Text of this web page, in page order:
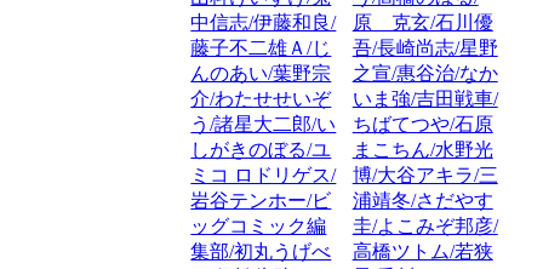
中信志/伊藤和良/
藤子不二雄Ａ/じ
んのあい/葉野宗
介/わたせせいぞ
う/諸星大二郎/い
しがきのぼる/ユ
ミコ ロドリゲス/
岩谷テンホー/ビ
ッグコミック編
集部/初丸うげべ
原 克玄/石川優
吾/長崎尚志/星野
之宣/惠谷治/なか
いま強/吉田戦車/
ちばてつや/石原
まこちん/水野光
博/大谷アキラ/三
浦靖冬/さだやす
圭/よこみぞ邦彦/
高橋ツトム/若狭